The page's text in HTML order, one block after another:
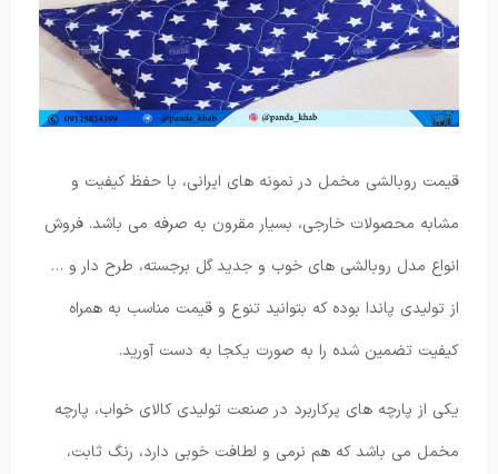
قیمت روبالشی مخمل در نمونه های ایرانی، با حفظ کیفیت و
مشابه محصولات خارجی، بسیار مقرون به صرفه می باشد. فروش
انواع مدل روبالشی های خوب و جدید گل برجسته، طرح دار و …
از تولیدی پاندا بوده که بتوانید تنوع و قیمت مناسب به همراه
کیفیت تضمین شده را به صورت یکجا به دست آورید.
یکی از پارچه های پرکاربرد در صنعت تولیدی کالای خواب، پارچه
مخمل می باشد که هم نرمی و لطافت خوبی دارد، رنگ ثابت،